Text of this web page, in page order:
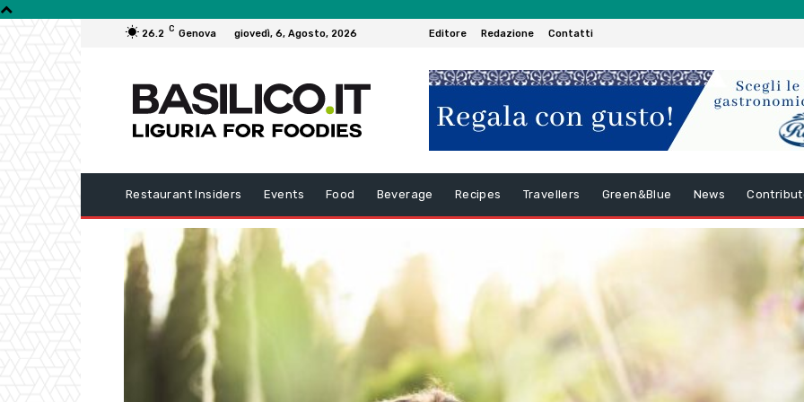
26.2 C Genova giovedì, 6, Agosto, 2026 Editore Redazione Contatti
Restaurant Insiders Events Food Beverage Recipes Travellers Green&Blue News